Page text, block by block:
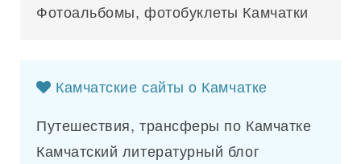
Фотоальбомы, фотобуклеты Камчатки
Камчатские сайты о Камчатке
Путешествия, трансферы по Камчатке
Камчатский литературный блог